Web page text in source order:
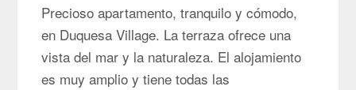
Precioso apartamento, tranquilo y cómodo,
en Duquesa Village. La terraza ofrece una
vista del mar y la naturaleza. El alojamiento
es muy amplio y tiene todas las